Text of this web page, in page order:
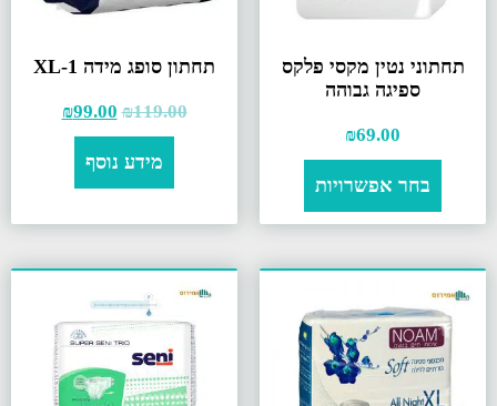
תחתוני נטין מקסי פלקס
ספיגה גבוהה
₪69.00
בחר אפשרויות
תחתון סופג מידה XL-1
₪119.00
₪99.00
מידע נוסף